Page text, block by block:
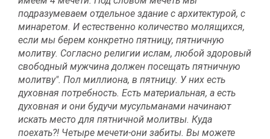
подразумеваем отдельное здание с архитектурой, с
минаретом. И естественно количество молящихся,
если мы берем конкретно пятницу, пятничную
молитву. Согласно религии ислам, любой здоровый
свободный мужчина должен посещать пятничную
молитву". Пол миллиона, в пятницу. У них есть
духовная потребность. Есть материальная, а есть
духовная и они будучи мусульманами начинают
искать место для пятничной молитвы. Куда
поехать?! Четыре мечети-они забиты. Вы можете